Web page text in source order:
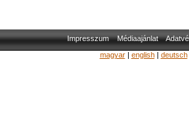
Impresszum Médiaajánlat
magyar| english| deutsch